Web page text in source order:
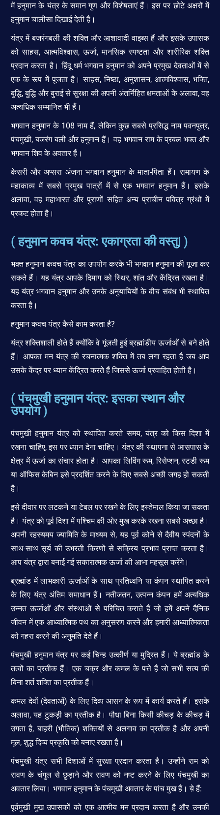
में हनुमान के यंत्र के समान गुण और विशेषताएं हैं। इस पर छोटे अक्षरों में
हनुमान चालीसा दिखाई देती है।
यंत्र में बजरंगबली की शक्ति और आशावादी वाइब्स हैं और इसके उपासक
को साहस, आत्मविश्वास, ऊर्जा, मानसिक स्पष्टता और शारीरिक शक्ति
प्रदान करता है। हिंदू धर्म भगवान हनुमान को अपने प्रमुख देवताओं में से
एक के रूप में पूजता है। साहस, निष्ठा, अनुशासन, आत्मविश्वास, भक्ति,
बुद्धि, बुद्धि और बुराई से सुरक्षा की अपनी अंतर्निहित क्षमताओं के अलावा, वह
अत्यधिक सम्मानित भी हैं।
भगवान हनुमान के 108 नाम हैं, लेकिन कुछ सबसे प्रसिद्ध नाम पवनपुत्र,
पंचमुखी, बजरंग बली और हनुमान हैं। वह भगवान राम के प्रबल भक्त और
भगवान शिव के अवतार हैं।
केसरी और अप्सरा अंजना भगवान हनुमान के माता-पिता हैं। रामायण के
महाकाव्य में सबसे प्रमुख पात्रों में से एक भगवान हनुमान हैं। इसके
अलावा, वह महाभारत और पुराणों सहित अन्य प्राचीन पवित्र ग्रंथों में
प्रकट होता है।
( हनुमान कवच यंत्र: एकाग्रता की वस्तु| )
भक्त हनुमान कवच यंत्र का उपयोग करके भी भगवान हनुमान की पूजा कर
सकते हैं। यह यंत्र आपके दिमाग को स्थिर, शांत और केंद्रित रखता है।
यह यंत्र भगवान हनुमान और उनके अनुयायियों के बीच संबंध भी स्थापित
करता है।
हनुमान कवच यंत्र कैसे काम करता है?
यंत्र शक्तिशाली होते हैं क्योंकि वे गूंजती हुई ब्रह्मांडीय ऊर्जाओं से बने होते
हैं। आपका मन यंत्र की रचनात्मक शक्ति में तब लगा रहता है जब आप
उसके केंद्र पर ध्यान केंद्रित करते हैं जिससे ऊर्जा प्रवाहित होती है।
( पंचमुखी हनुमान यंत्र: इसका स्थान और
उपयोग )
पंचमुखी हनुमान यंत्र को स्थापित करते समय, यंत्र को किस दिशा में
रखना चाहिए, इस पर ध्यान देना चाहिए। यंत्र की स्थापना से आसपास के
क्षेत्र में ऊर्जा का संचार होता है। आपका लिविंग रूम, रिसेप्शन, स्टडी रूम
या ऑफिस केबिन इसे प्रदर्शित करने के लिए सबसे अच्छी जगह हो सकती
है।
इसे दीवार पर लटकने या टेबल पर रखने के लिए इस्तेमाल किया जा सकता
है। यंत्र को पूर्व दिशा में पश्चिम की ओर मुख करके रखना सबसे अच्छा है।
अपनी रहस्यमय ज्यामिति के माध्यम से, यह पूर्व कोने से दैवीय स्पंदनों के
साथ-साथ सूर्य की उभरती किरणों से सक्रिय प्रभाव प्राप्त करता है।
आप यंत्र द्वारा बनाई गई सकारात्मक ऊर्जा की आभा महसूस करेंगे।
ब्रह्मांड में लाभकारी ऊर्जाओं के साथ प्रतिध्वनि या कंपन स्थापित करने
के लिए यंत्र अंतिम समाधान हैं। नतीजतन, उत्पन्न कंपन हमें अत्यधिक
उन्नत ऊर्जाओं और संस्थाओं से परिचित कराते हैं जो हमें अपने दैनिक
जीवन में एक आध्यात्मिक पथ का अनुसरण करने और हमारी आध्यात्मिकता
को गहरा करने की अनुमति देते हैं।
पंचमुखी हनुमान यंत्र पर कई चिन्ह उत्कीर्ण या मुद्रित हैं। ये ब्रह्मांड के
तत्वों का प्रतीक हैं। एक चक्र और कमल के पत्ते हैं जो सभी सत्य की
बिना शर्त शक्ति का प्रतीक हैं।
कमल देवों (देवताओं) के लिए दिव्य आसन के रूप में कार्य करते हैं। इसके
अलावा, यह टुकड़ी का प्रतीक है। पौधा बिना किसी कीचड़ के कीचड़ में
उगता है, बाहरी (भौतिक) शक्तियों से अलगाव का प्रतीक है और अपनी
मूल, शुद्ध दिव्य प्रकृति को बनाए रखता है।
पंचमुखी यंत्र सभी दिशाओं में सुरक्षा प्रदान करता है। उन्होंने राम को
रावण के चंगुल से छुड़ाने और रावण को नष्ट करने के लिए पंचमुखी का
अवतार लिया। भगवान हनुमान के पंचमुखी अवतार के पांच मुख हैं। य़े हैं:
पूर्वमुखी मुख उपासकों को एक आत्मीय मन प्रदान करता है और उनकी